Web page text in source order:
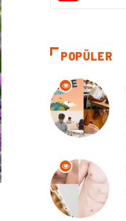
Aksesuar
Bebek Giyim
POPÜLER